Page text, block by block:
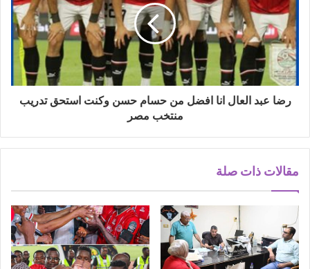
رضا عبد العال انا افضل من حسام حسن وكنت استحق تدريب
منتخب مصر
مقالات ذات صلة